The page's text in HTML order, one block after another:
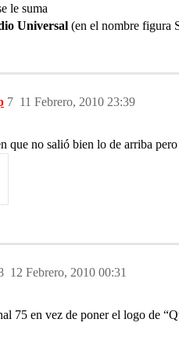
le suma
Universal (en el nombre figura
11 Febrero, 2010 23:39
7
que no salió bien lo de arriba
12 Febrero, 2010 00:31
75 en vez de poner el logo de